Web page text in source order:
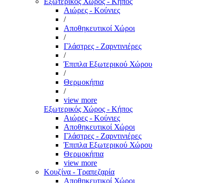
Αιώρες - Κούνιες
/
Αποθηκευτικοί Χώροι
/
Γλάστρες - Ζαρντινιέρες
/
Έπιπλα Εξωτερικού Χώρου
/
Θερμοκήπια
/
view more
Εξωτερικός Χώρος - Κήπος
Αιώρες - Κούνιες
Αποθηκευτικοί Χώροι
Γλάστρες - Ζαρντινιέρες
Έπιπλα Εξωτερικού Χώρου
Θερμοκήπια
view more
Κουζίνα - Τραπεζαρία
Αποθηκευτικοί Χώροι